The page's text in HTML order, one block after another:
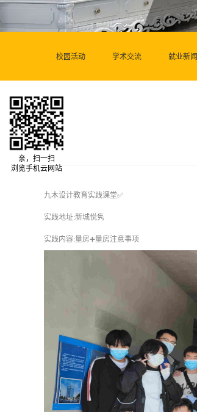
校园活动 学术交流 就业新闻
九木设计教育实践课堂✅
实践地址:新城悦隽
实践内容:量房➕量房注意事项
亲，扫一扫
浏览手机云网站